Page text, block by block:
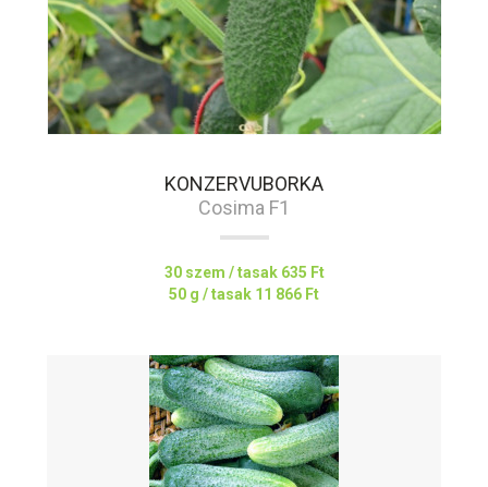
KONZERVUBORKA
Cosima F1
30 szem / tasak 635 Ft
50 g / tasak 11 866 Ft